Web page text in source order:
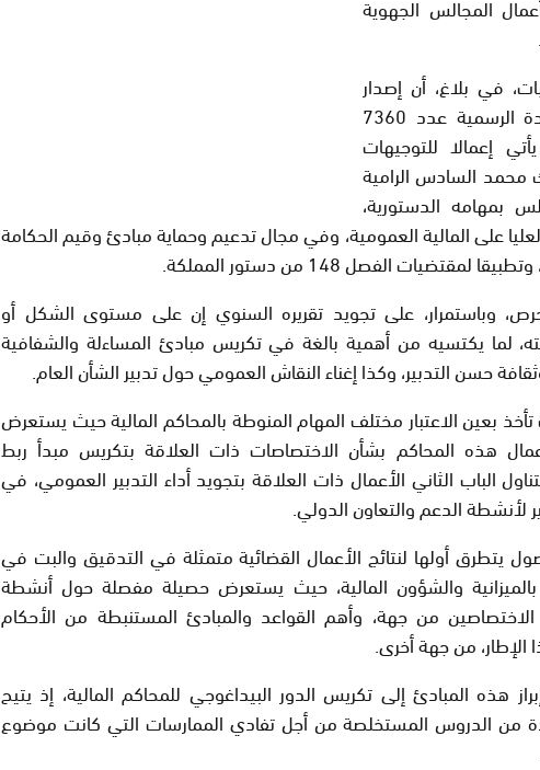
في بلاغ، أن إصدار
هذا التقرير الذي نشر بالجريدة الرسمية عدد 7360
إعمالا للتوجيهات
محمد السادس الرامية
بمهامه الدستورية،
على المالية العمومية، وفي مجال تدعيم وحماية مبادئ وقيم الحكامة
الفصل 148 من دستور المملكة.
وباستمرار، على تجويد تقريره السنوي إن على مستوى الشكل أو
لما يكتسيه من أهمية بالغة في تكريس مبادئ المساءلة والشفافية
حسن التدبير، وكذا إغناء النقاش العمومي حول تدبير الشأن العام.
تأخذ بعين الاعتبار مختلف المهام المنوطة بالمحاكم المالية حيث يستعرض
هذه المحاكم بشأن الاختصاصات ذات العلاقة بتكريس مبدأ ربط
الباب الثاني الأعمال ذات العلاقة بتجويد أداء التدبير العمومي، في
لأنشطة الدعم والتعاون الدولي.
يتطرق أولها لنتائج الأعمال القضائية متمثلة في التدقيق والبت في
بالميزانية والشؤون المالية، حيث يستعرض حصيلة مفصلة حول أنشطة
من جهة، وأهم القواعد والمبادئ المستنبطة من الأحكام
الإطار، من جهة أخرى.
هذه المبادئ إلى تكريس الدور البيداغوجي للمحاكم المالية، إذ يتيح
من الدروس المستخلصة من أجل تفادي الممارسات التي كانت موضوع